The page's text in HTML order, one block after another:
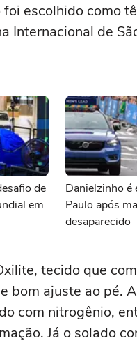
escolhido como
Internacional de
de
em
Danielzinho é
Paulo após
desaparecido
tecido que
bom ajuste ao pé.
com nitrogênio,
Já o solado